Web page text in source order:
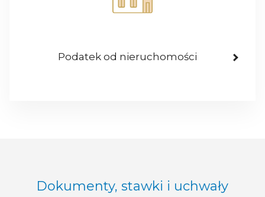
Podatek od nieruchomości
Dokumenty, stawki i uchwały